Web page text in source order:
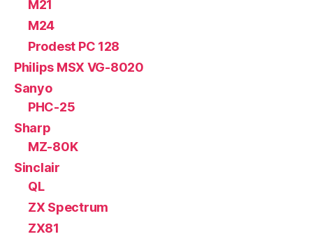
M21
M24
Prodest PC 128
Philips MSX VG-8020
Sanyo
PHC-25
Sharp
MZ-80K
Sinclair
QL
ZX Spectrum
ZX81